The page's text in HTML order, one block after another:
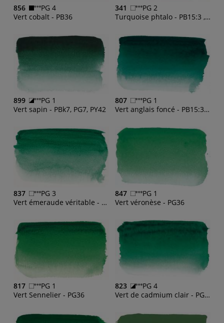
856
PG 4
Vert cobalt - PB36
341
PG 2
Turquoise phtalo - PB15:3 , PG7
899
PG 1
Vert sapin - PBk7, PG7, PY42
807
PG 1
Vert anglais foncé - PB15:3 , PG7
837
PG 3
Vert émeraude véritable - PG18, PG7
847
PG 1
Vert véronèse - PG36
817
PG 1
Vert Sennelier - PG36
823
PG 4
Vert de cadmium clair - PG7, PY35